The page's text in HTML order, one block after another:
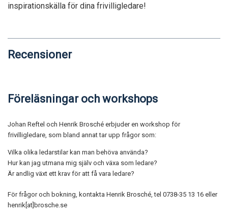
inspirationskälla för dina frivilligledare!
Recensioner
Föreläsningar och workshops
Johan Reftel och Henrik Brosché erbjuder en workshop för
frivilligledare, som bland annat tar upp frågor som:
Vilka olika ledarstilar kan man behöva använda?
Hur kan jag utmana mig själv och växa som ledare?
Är andlig växt ett krav för att få vara ledare?
För frågor och bokning, kontakta Henrik Brosché, tel 0738-35 13 16 eller
henrik[at]brosche.se